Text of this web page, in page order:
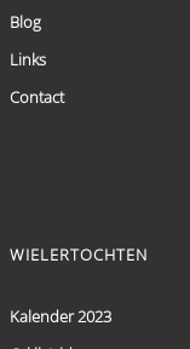
Blog
Links
Contact
WIELERTOCHTEN
Kalender 2023